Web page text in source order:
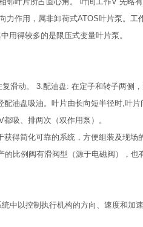
作用，属非卸荷式ATOS叶片泵。工
用得较多的是限压式变量叶片泵。
滑动。 3.配油盘: 在定子和转子两侧
油盘吸油。叶片由长向短半径时,叶
吸、排两次（双作用泵）。
得简化可靠的系统，方便组装及现场
比例阀有滑阀型（源于电磁阀），也
中以控制执行机构的方向、速度和加速